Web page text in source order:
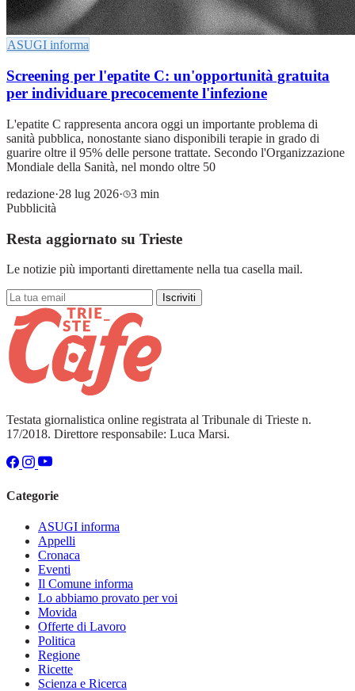
ASUGI informa
Screening per l'epatite C: un'opportunità gratuita
per individuare precocemente l'infezione
L'epatite C rappresenta ancora oggi un importante problema di
sanità pubblica, nonostante siano disponibili terapie in grado di
guarire oltre il 95% delle persone trattate. Secondo l'Organizzazione
Mondiale della Sanità, nel mondo oltre 50
redazione·28 lug 2026·
3 min
Pubblicità
Resta aggiornato su Trieste
Le notizie più importanti direttamente nella tua casella mail.
Iscriviti
Testata giornalistica online registrata al Tribunale di Trieste n.
17/2018. Direttore responsabile: Luca Marsi.
Categorie
ASUGI informa
Appelli
Cronaca
Eventi
Il Comune informa
Lo abbiamo provato per voi
Movida
Offerte di Lavoro
Politica
Regione
Ricette
Scienza e Ricerca